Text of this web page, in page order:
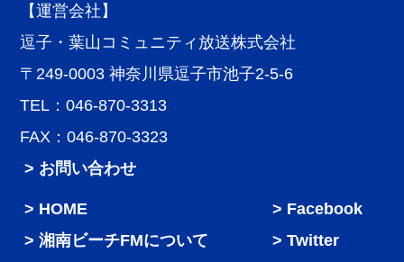
【運営会社】
逗子・葉山コミュニティ放送株式会社
〒249-0003 神奈川県逗子市池子2-5-6
TEL：046-870-3313
FAX：046-870-3323
> お問い合わせ
HOME
湘南ビーチFMについて
Facebook
Twitter